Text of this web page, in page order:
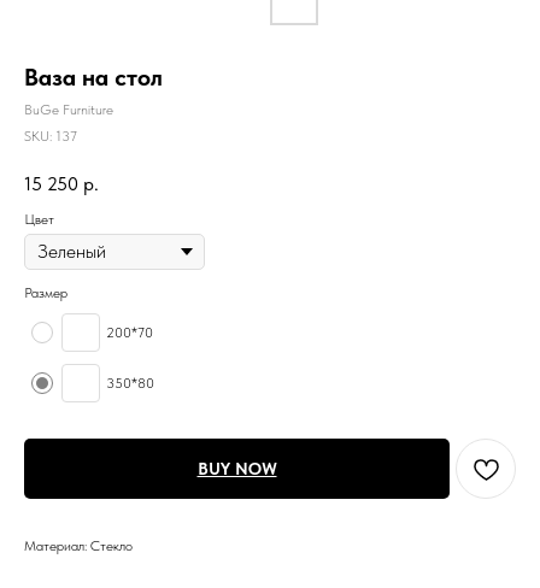
Ваза на стол
BuGe Furniture
SKU: 137
15 250 р.
Цвет
Размер
200*70
350*80
BUY NOW
Материал: Стекло